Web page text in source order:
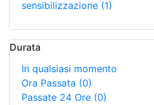
sensibilizzazione (1)
Durata
In qualsiasi momento
Ora Passata (0)
Passate 24 Ore (0)